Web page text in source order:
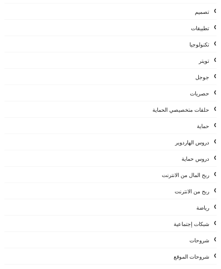
تصميم
تطبيقات
تكنولوجيا
تويتر
جوجل
حصريات
حلقات متخصيصي الحماية
حماية
دروس الهاردوير
دروس حماية
ربح المال من الانترنت
ربح من الانترنت
رياضة
شبكات إجتماعية
شروحات
شروحات الموقع